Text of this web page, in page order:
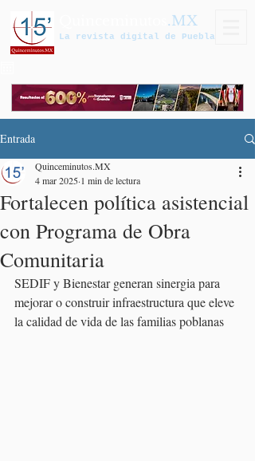
.MX
La revista digital de Puebla
Entrada
Fortalecen política asistencial
con Programa de Obra
Comunitaria
Quinceminutos.MX
4 mar 2025 1 min de lectura
SEDIF y Bienestar generan sinergia para
mejorar o construir infraestructura que eleve
la calidad de vida de las familias poblanas